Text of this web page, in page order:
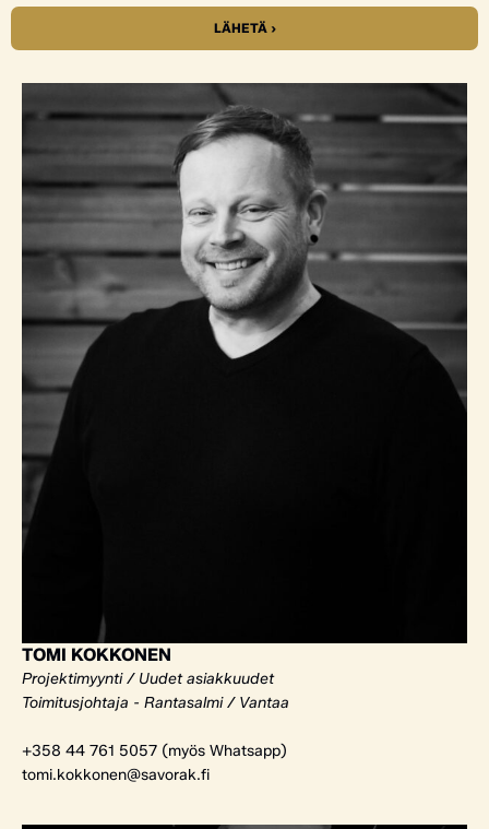
LÄHETÄ ›
TOMI KOKKONEN
Projektimyynti / Uudet asiakkuudet
Toimitusjohtaja - Rantasalmi / Vantaa
+358 44 761 5057 (myös Whatsapp)
tomi.kokkonen@savorak.fi